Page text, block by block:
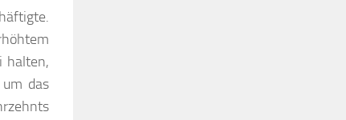
halten,
das